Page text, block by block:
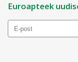
Euroapteek